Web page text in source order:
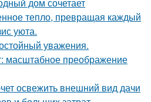
тепло, превращая каждый
уюта.
уважения.
масштабное преображение
освежить внешний вид дачи